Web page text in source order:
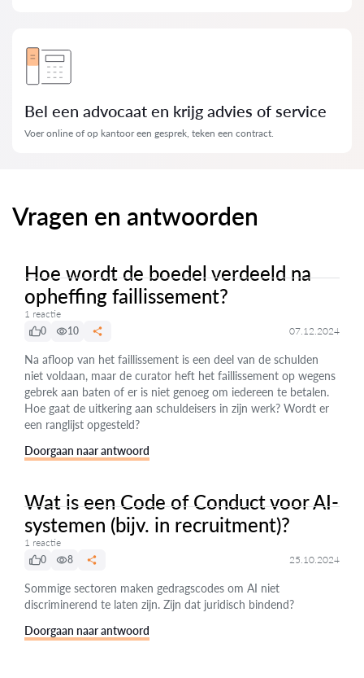
Bel een advocaat en krijg advies of service
Voer online of op kantoor een gesprek, teken een contract.
Vragen en antwoorden
Hoe wordt de boedel verdeeld na
opheffing faillissement?
1 reactie
0
10 07.12.2024
Na afloop van het faillissement is een deel van de schulden
niet voldaan, maar de curator heft het faillissement op wegens
gebrek aan baten of er is niet genoeg om iedereen te betalen.
Hoe gaat de uitkering aan schuldeisers in zijn werk? Wordt er
een ranglijst opgesteld?
Doorgaan naar antwoord
Wat is een Code of Conduct voor AI-
systemen (bijv. in recruitment)?
1 reactie
0
8 25.10.2024
Sommige sectoren maken gedragscodes om AI niet
discriminerend te laten zijn. Zijn dat juridisch bindend?
Doorgaan naar antwoord